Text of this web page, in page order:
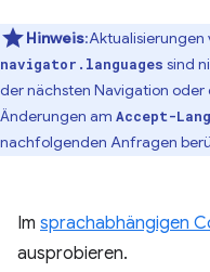
Hinweis:Aktualisierungen
navigator.languages sind
der nächsten Navigation
Änderungen am Accept-
nachfolgenden Anfragen
Im sprachabhängigen
ausprobieren.